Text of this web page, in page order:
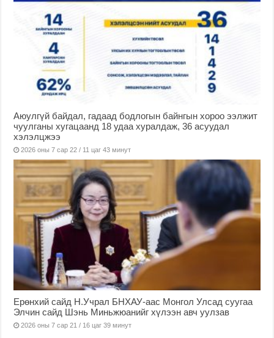
Аюулгүй байдал, гадаад бодлогын байнгын хороо ээлжит
чуулганы хугацаанд 18 удаа хуралдаж, 36 асуудал
хэлэлцжээ
2026 оны 7 сар 22 / 11 цаг 43 минут
Ерөнхий сайд Н.Учрал БНХАУ-аас Монгол Улсад суугаа
Элчин сайд Шэнь Миньжюанийг хүлээн авч уулзав
2026 оны 7 сар 21 / 16 цаг 39 минут